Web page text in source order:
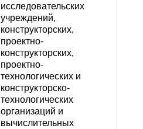
исследовательских
учреждений,
конструкторских,
проектно-
конструкторских,
проектно-
технологических и
конструкторско-
технологических
организаций и
вычислительных